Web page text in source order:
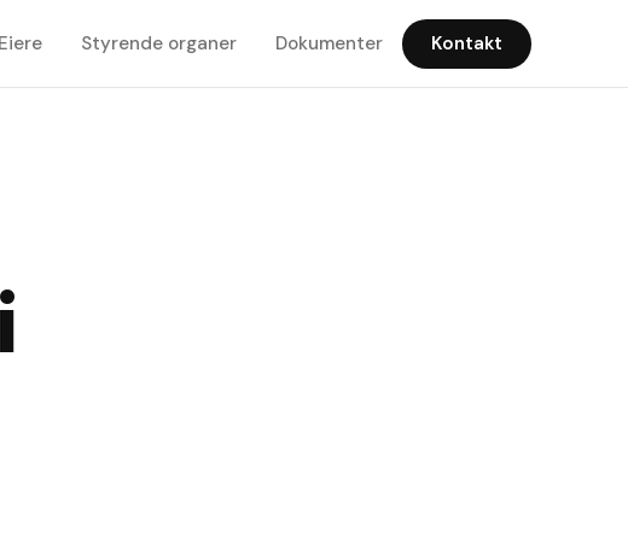
Eiere Styrende organer Dokumenter Kontakt